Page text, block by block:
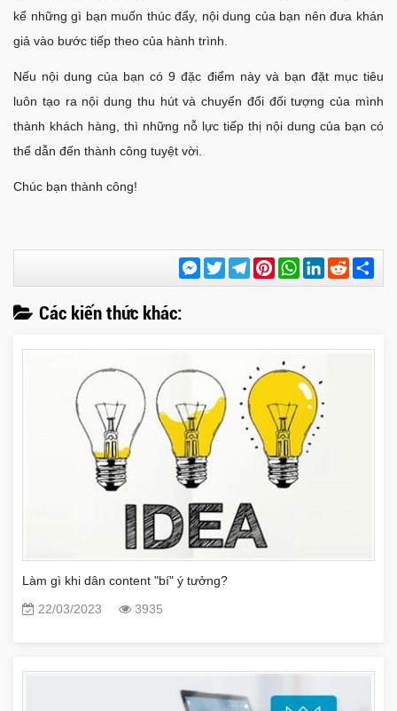
kể những gì bạn muốn thúc đẩy, nội dung của bạn nên đưa khán
giả vào bước tiếp theo của hành trình.
Nếu nội dung của bạn có 9 đặc điểm này và bạn đặt mục tiêu
luôn tạo ra nội dung thu hút và chuyển đổi đối tượng của mình
thành khách hàng, thì những nỗ lực tiếp thị nội dung của bạn có
thể dẫn đến thành công tuyệt vời.
Chúc bạn thành công!
Messenger
TwitterTelegramPinterestWhatsApp
LinkedInReddit
Các kiến thức khác:
Làm gì khi dân content "bí" ý tưởng?
22/03/2023
3935